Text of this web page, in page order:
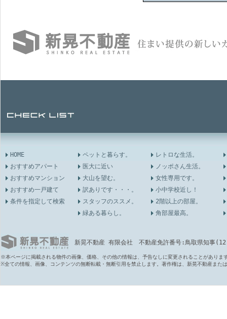
HOME
おすすめアパート
おすすめマンション
おすすめ一戸建て
条件を指定して検索
ペットと暮らす。
医大に近い
大山を望む。
訳ありです・・・。
スタッフのススメ。
緑ある暮らし。
レトロな生活。
ノッポさん生活。
女性専用です。
小中学校近し！
2階以上の部屋。
角部屋最高。
新晃不動産 有限会社 不動産免許番号:鳥取県知事
※本ページに掲載される物件の画像、価格、その他の情報は、予告なしに変更されることがありま
※全ての情報、画像、コンテンツの無断転載・無断引用を禁止します。著作権は、新晃不動産また